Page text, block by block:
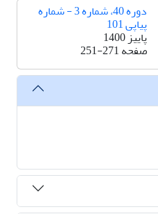
دوره 40، شماره 3 - شماره
پیاپی 101
پاییز 1400
صفحه251-271